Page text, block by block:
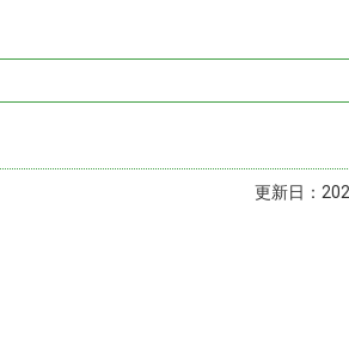
更新日：